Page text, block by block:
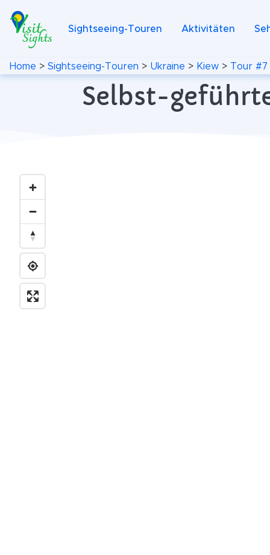
Sightseeing-Touren Aktivitäten
Home > Sightseeing-Touren > Ukraine > Kiew > Tour #7
Selbst-